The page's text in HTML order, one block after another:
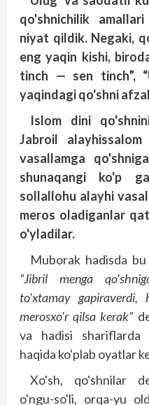
qo'shnichilik
niyat qildik. Negaki,
eng yaqin kishi,
tinch — sen tinch”,
yaqindagi qo'shni
Islom dini
Jabroil
vasallamga
shunaqangi ko'p
sollallohu alayhi
meros oladiganlar
o'yladilar.
Muborak hadisda
“Jibril menga
to'xtamay gapiraverdi,
merosxo'r qilsa kerak”
va hadisi shariflarda
haqida ko'plab oyatlar
Xo'sh, qo'shnilar
o'ngu-so'li, orqa-yu